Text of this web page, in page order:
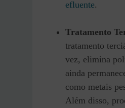
efluente.
Tratamento
tratamento
vez, elimina
ainda
como metais
Além disso,